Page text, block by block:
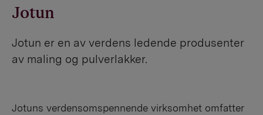
Jotun
Jotun er en av verdens ledende produsenter
av maling og pulverlakker.
Jotuns verdensomspennende virksomhet omfatter